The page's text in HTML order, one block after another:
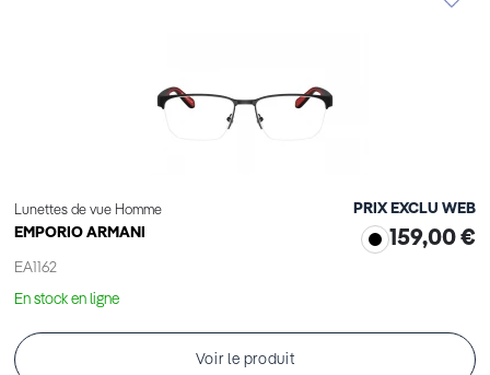
Lunettes de vue Homme
EMPORIO ARMANI
EA1162
PRIX EXCLU WEB
159,00 €
En stock en ligne
Voir le produit